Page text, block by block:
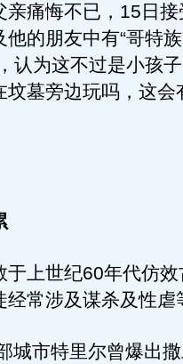
痛悔不已，15日接
的朋友中有“哥特
认为这不过是小孩
墓旁边玩吗，这会
上世纪60年代仿效
常涉及谋杀及性虐
市特里尔曾爆出撒